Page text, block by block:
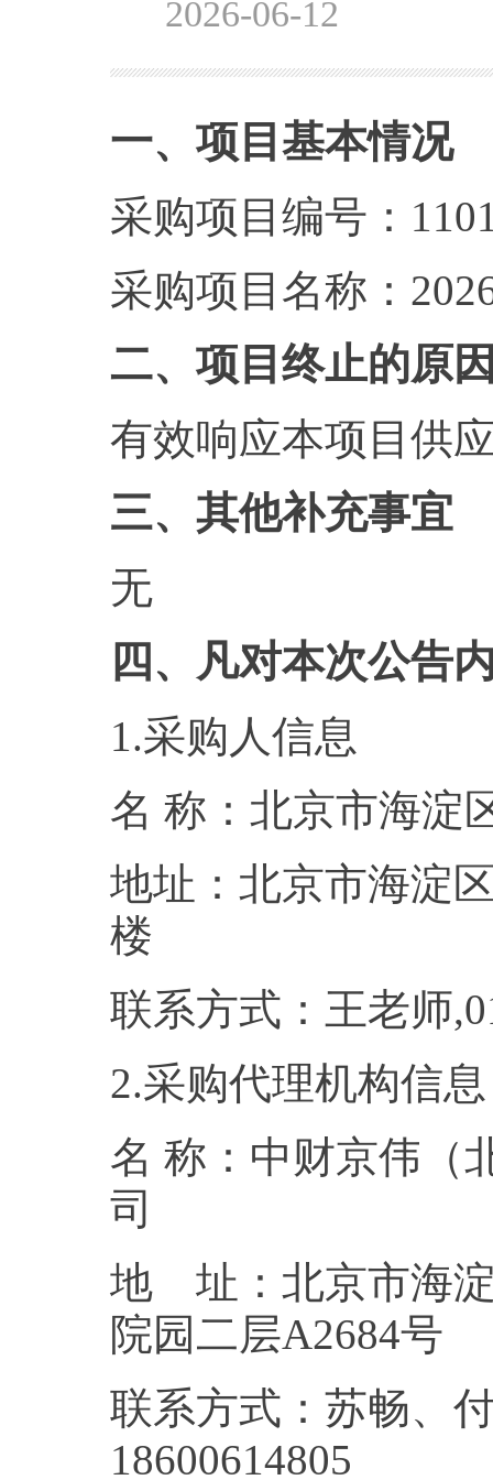
2026-06-12
一、项目基本情况
采购项目编号：
采购项目名称：
二、项目终止的原
有效响应本项目供
三、其他补充事宜
无
四、凡对本次公告
1.采购人信息
名 称：北京市
地址：北京市海淀
联系方式：王
2.采购代理机构信息
名 称：中财京伟（
地 址：北京市海淀
院园二
联系方式：苏畅、